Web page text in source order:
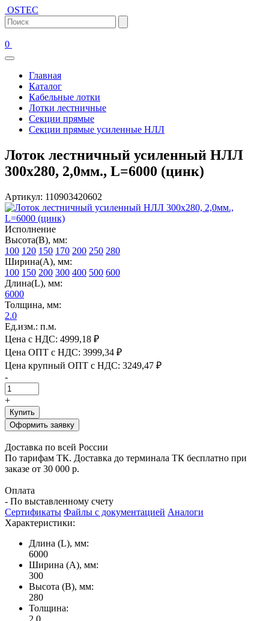
OSTEC
0
Главная
Каталог
Кабельные лотки
Лотки лестничные
Секции прямые
Секции прямые усиленные НЛЛ
Лоток лестничный усиленный НЛЛ
300х280, 2,0мм., L=6000 (цинк)
Артикул: 110903420602
Исполнение
Высота(В), мм:
100 120 150 170 200 250 280
Ширина(А), мм:
100 150 200 300 400 500 600
Длина(L), мм:
6000
Толщина, мм:
2.0
Ед.изм.: п.м.
Цена с НДС: 4999,18 ₽
Цена ОПТ с НДС: 3999,34 ₽
Цена крупный ОПТ с НДС: 3249,47 ₽
-
+
Купить
Оформить заявку
Доставка по всей России
По тарифам ТК. Доставка до терминала ТК бесплатно при
заказе от 30 000 р.
Оплата
- По выставленному счету
Сертификаты Файлы с документацией Аналоги
Характеристики:
Длина (L), мм:
6000
Ширина (А), мм:
300
Высота (В), мм:
280
Толщина:
2.0